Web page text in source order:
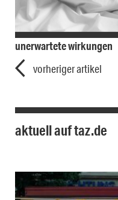
unerwartete wirkungen
vorheriger artikel
aktuell auf taz.de